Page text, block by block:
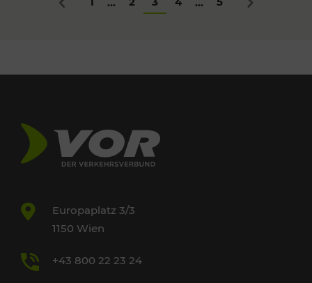
Zurück ... ... Nächstes
Europaplatz 3/3
1150 Wien
+43 800 22 23 24